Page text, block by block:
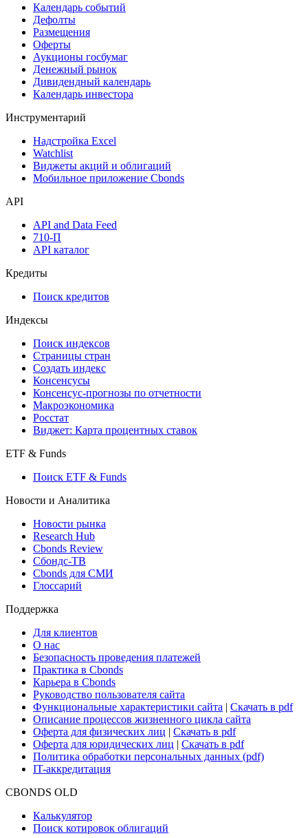
Календарь событий
Дефолты
Размещения
Оферты
Аукционы госбумаг
Денежный рынок
Дивидендный календарь
Календарь инвестора
Инструментарий
Надстройка Excel
Watchlist
Виджеты акций и облигаций
Мобильное приложение Cbonds
API
API and Data Feed
710-П
API каталог
Кредиты
Поиск кредитов
Индексы
Поиск индексов
Страницы стран
Создать индекс
Консенсусы
Консенсус-прогнозы по отчетности
Макроэкономика
Росстат
Виджет: Карта процентных ставок
ETF & Funds
Поиск ETF & Funds
Новости и Аналитика
Новости рынка
Research Hub
Cbonds Review
Сбондс-ТВ
Cbonds для СМИ
Глоссарий
Поддержка
Для клиентов
О нас
Безопасность проведения платежей
Практика в Cbonds
Карьера в Cbonds
Руководство пользователя сайта
Функциональные характеристики сайта | Скачать в pdf
Описание процессов жизненного цикла сайта
Оферта для физических лиц | Скачать в pdf
Оферта для юридических лиц | Скачать в pdf
Политика обработки персональных данных (pdf)
IT-аккредитация
CBONDS OLD
Калькулятор
Поиск котировок облигаций